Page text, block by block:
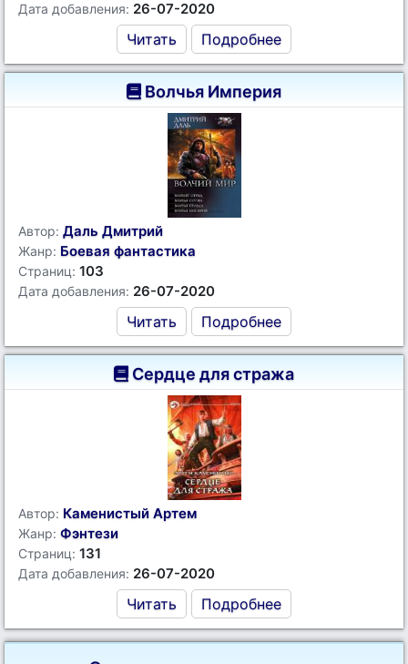
Дата добавления: 26-07-2020
Читать Подробнее
Волчья Империя
Автор: Даль Дмитрий
Жанр: Боевая фантастика
Страниц: 103
Дата добавления: 26-07-2020
Читать Подробнее
Сердце для стража
Автор: Каменистый Артем
Жанр: Фэнтези
Страниц: 131
Дата добавления: 26-07-2020
Читать Подробнее